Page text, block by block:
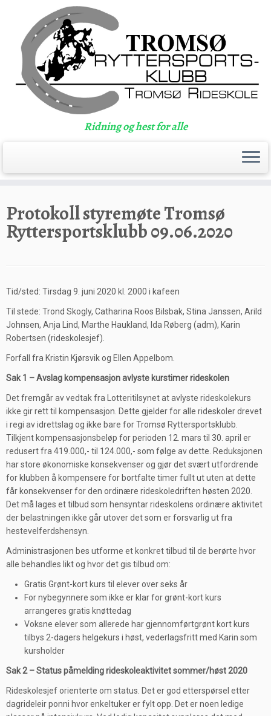
content
Ridning og hest for alle
Protokoll styremøte Tromsø
Ryttersportsklubb 09.06.2020
Tid/sted: Tirsdag 9. juni 2020 kl. 2000 i kafeen
Til stede: Trond Skogly, Catharina Roos Bilsbak, Stina Janssen, Arild
Johnsen, Anja Lind, Marthe Haukland, Ida Røberg (adm), Karin
Robertsen (rideskolesjef).
Forfall fra Kristin Kjørsvik og Ellen Appelbom.
Sak 1 – Avslag kompensasjon avlyste kurstimer rideskolen
Det fremgår av vedtak fra Lotteritilsynet at avlyste rideskolekurs
ikke gir rett til kompensasjon. Dette gjelder for alle rideskoler drevet
i regi av idrettslag og ikke bare for Tromsø Ryttersportsklubb.
Tilkjent kompensasjonsbeløp for perioden 12. mars til 30. april er
redusert fra 419.000,- til 124.000,- som følge av dette. Reduksjonen
har store økonomiske konsekvenser og gjør det svært utfordrende
for klubben å kompensere for bortfalte timer fullt ut uten at dette
får konsekvenser for den ordinære rideskoledriften høsten 2020.
Det må lages et tilbud som hensyntar rideskolens ordinære aktivitet
der belastningen ikke går utover det som er forsvarlig ut fra
hestevelferdshensyn.
Administrasjonen bes utforme et konkret tilbud til de berørte hvor
alle behandles likt og hvor det gis tilbud om:
Gratis Grønt-kort kurs til elever over seks år
For nybegynnere som ikke er klar for grønt-kort kurs
arrangeres gratis knøttedag
Voksne elever som allerede har gjennomførtgrønt kort kurs
tilbys 2-dagers helgekurs i høst, vederlagsfritt med Karin som
kursholder
Sak 2 – Status påmelding rideskoleaktivitet sommer/høst 2020
Rideskolesjef orienterte om status. Det er god etterspørsel etter
dagrideleir ponni hvor enkeltuker er fylt opp. Det er noen ledige